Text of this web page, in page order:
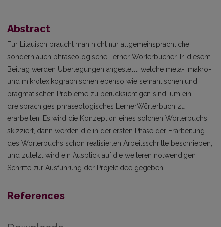
Abstract
Für Litauisch braucht man nicht nur allgemeinsprachliche,
sondern auch phraseologische Lerner-Wörterbücher. In diesem
Beitrag werden Überlegungen angestellt, welche meta-, makro-
und mikrolexikographischen ebenso wie semantischen und
pragmatischen Probleme zu berücksichtigen sind, um ein
dreisprachiges phraseologisches LernerWörterbuch zu
erarbeiten. Es wird die Konzeption eines solchen Wörterbuchs
skizziert, dann werden die in der ersten Phase der Erarbeitung
des Wörterbuchs schon realisierten Arbeitsschritte beschrieben,
und zuletzt wird ein Ausblick auf die weiteren notwendigen
Schritte zur Ausführung der Projektidee gegeben.
References